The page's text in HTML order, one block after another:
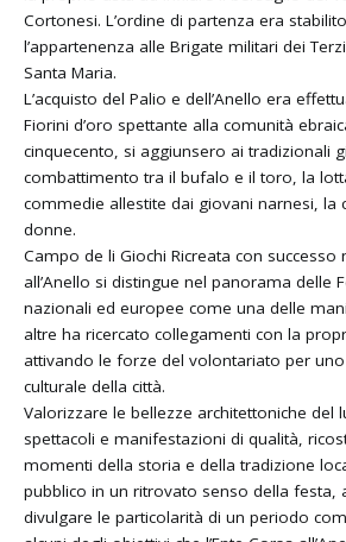
Cortonesi. L’ordine di partenza era
l’appartenenza alle Brigate militari dei
Santa Maria.
L’acquisto del Palio e dell’Anello era
Fiorini d’oro spettante alla comunità
cinquecento, si aggiunsero ai tradizionali
combattimento tra il bufalo e il toro, la
commedie allestite dai giovani narnesi, la
donne.
Campo de li Giochi Ricreata con successo
all’Anello si distingue nel panorama delle
nazionali ed europee come una delle
altre ha ricercato collegamenti con la
attivando le forze del volontariato per
culturale della città.
Valorizzare le bellezze architettoniche del
spettacoli e manifestazioni di qualità,
momenti della storia e della tradizione
pubblico in un ritrovato senso della festa,
divulgare le particolarità di un periodo